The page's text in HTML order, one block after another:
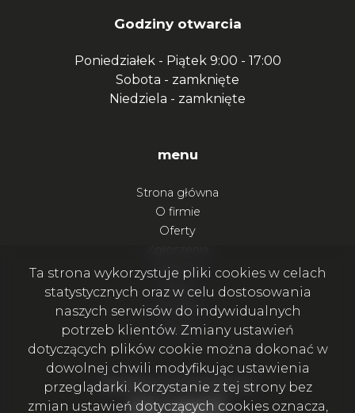
Godziny otwarcia
Poniedziałek - Piątek9:00 - 17:00
Sobota - zamknięte
Niedziela - zamknięte
menu
Strona główna
O firmie
Oferty
Ulubione
Blog
Kontakt
Rodo
Bądźmy w kontakcie
Ta strona wykorzystuje pliki cookies w celach
statystycznych oraz w celu dostosowania
naszych serwisów do indywidualnych
potrzeb klientów. Zmiany ustawień
dotyczących plików cookie można dokonać w
dowolnej chwili modyfikując ustawienia
przeglądarki. Korzystanie z tej strony bez
zmian ustawień dotyczących cookies oznacza,